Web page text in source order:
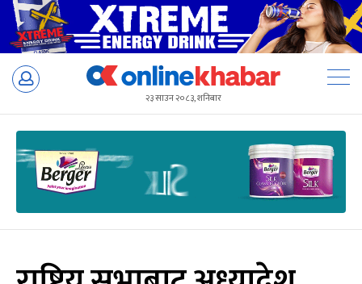
Skip
२३ साउन २०८३, शनिबार